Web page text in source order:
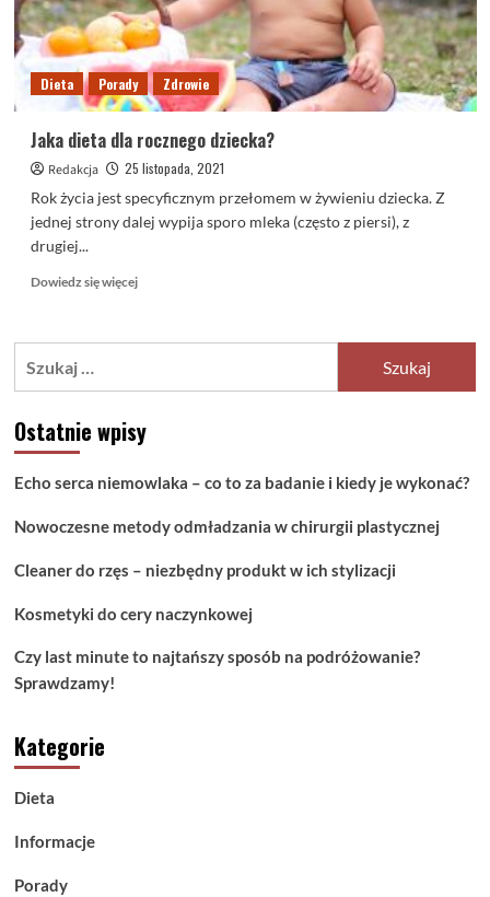
Dieta Porady Zdrowie
Jaka dieta dla rocznego dziecka?
Redakcja
25 listopada, 2021
Rok życia jest specyficznym przełomem w żywieniu dziecka. Z
jednej strony dalej wypija sporo mleka (często z piersi), z
drugiej...
Dowiedz się więcejDowiedz
o
rocznego
dziecka?
Ostatnie wpisy
Echo serca niemowlaka – co to za badanie i kiedy je wykonać?
Nowoczesne metody odmładzania w chirurgii plastycznej
Cleaner do rzęs – niezbędny produkt w ich stylizacji
Kosmetyki do cery naczynkowej
Czy last minute to najtańszy sposób na podróżowanie?
Sprawdzamy!
Kategorie
Dieta
Informacje
Porady